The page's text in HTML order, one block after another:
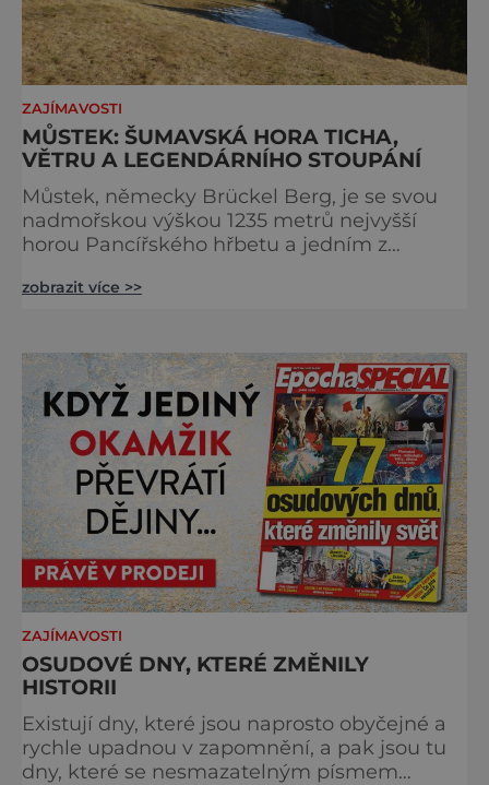
ZAJÍMAVOSTI
MŮSTEK: ŠUMAVSKÁ HORA TICHA,
VĚTRU A LEGENDÁRNÍHO STOUPÁNÍ
Můstek, německy Brückel Berg, je se svou
nadmořskou výškou 1235 metrů nejvyšší
horou Pancířského hřbetu a jedním z
Šumavy. Přestože nestojí v centru hlavních
Můstek si dodnes uchovává syrový horský
charakter, klid a zvláštní atmosféru
šumavských hřebenů, kde se střídá hustý les
zobrazit více >>
ZAJÍMAVOSTI
OSUDOVÉ DNY, KTERÉ ZMĚNILY
HISTORII
Existují dny, které jsou naprosto obyčejné a
rychle upadnou v zapomnění, a pak jsou tu
dny, které se nesmazatelným písmem